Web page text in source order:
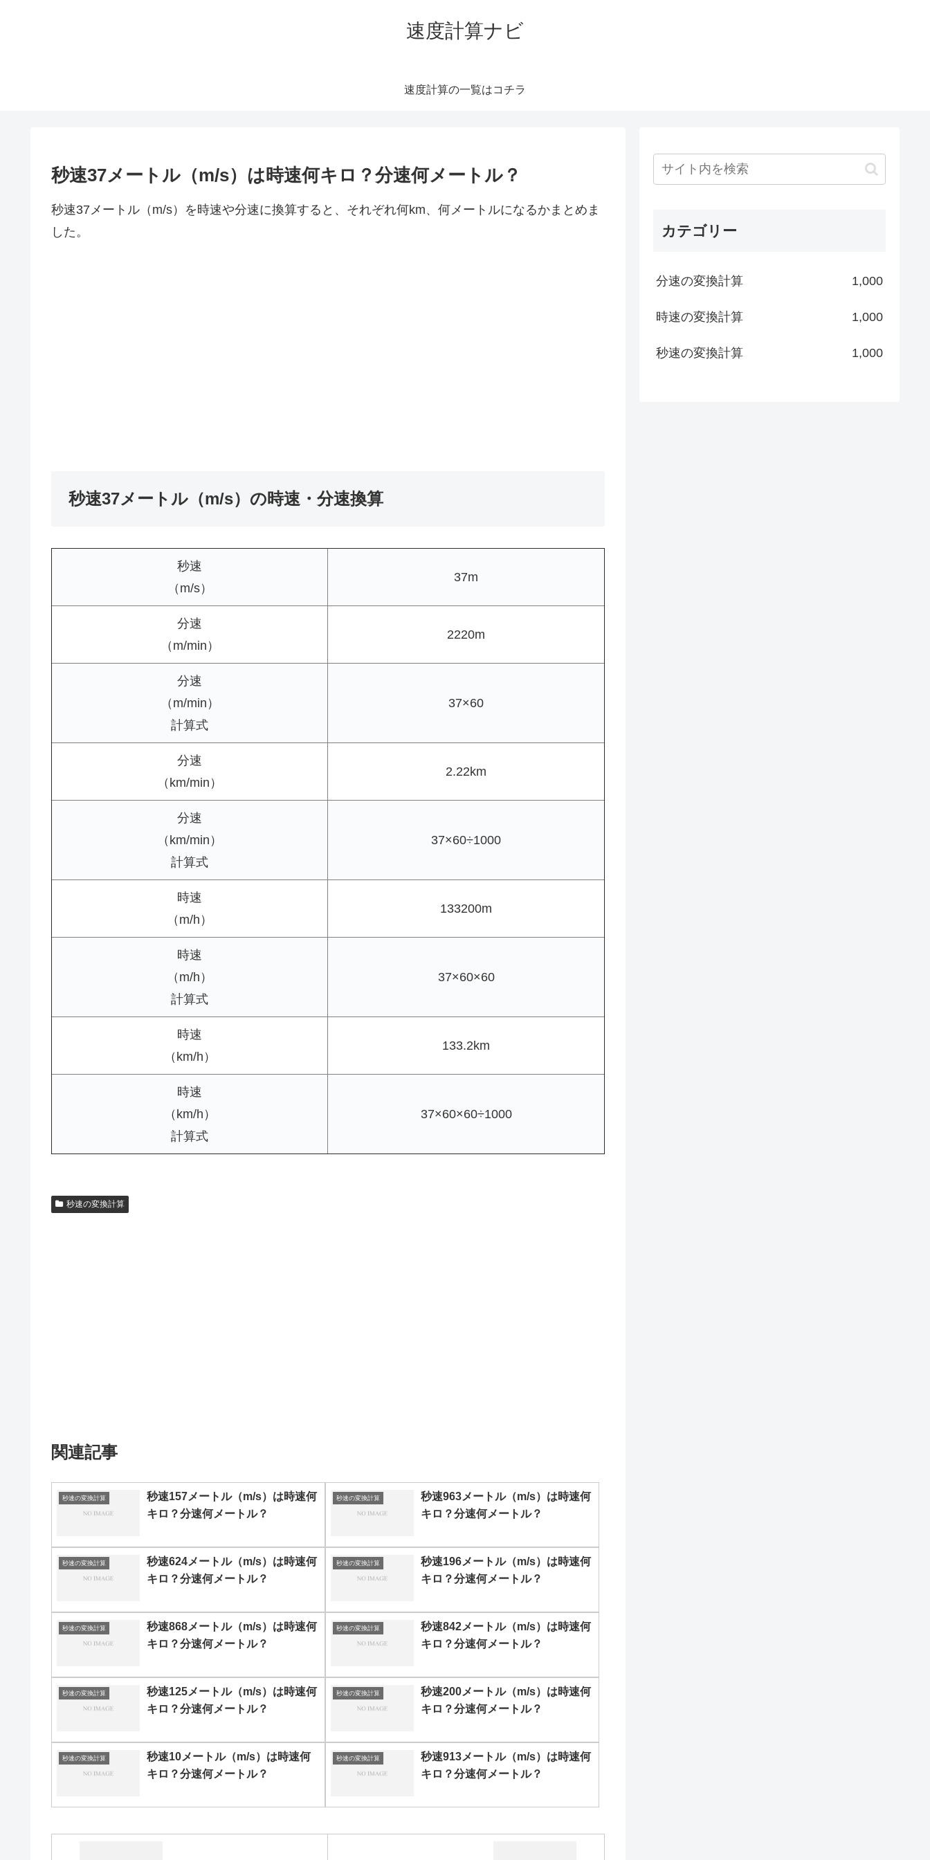
速度計算ナビ
速度計算の一覧はコチラ
秒速37メートル（m/s）は時速何キロ？分速何メートル？
秒速37メートル（m/s）を時速や分速に換算すると、それぞれ何km、何メートルになるかまとめま
した。
秒速37メートル（m/s）の時速・分速換算
秒速
（m/s）
37m
分速
（m/min）
2220m
分速
（m/min）
計算式
37×60
分速
（km/min）
2.22km
分速
（km/min）
計算式
37×60÷1000
時速
（m/h）
133200m
時速
（m/h）
計算式
37×60×60
時速
（km/h）
133.2km
時速
（km/h）
計算式
37×60×60÷1000
秒速の変換計算
関連記事
秒速の変換計算
秒速157メートル（m/s）は時速何
キロ？分速何メートル？
秒速の変換計算
秒速963メートル（m/s）は時速何
キロ？分速何メートル？
秒速の変換計算
秒速624メートル（m/s）は時速何
キロ？分速何メートル？
秒速の変換計算
秒速196メートル（m/s）は時速何
キロ？分速何メートル？
秒速の変換計算
秒速868メートル（m/s）は時速何
キロ？分速何メートル？
秒速の変換計算
秒速842メートル（m/s）は時速何
キロ？分速何メートル？
秒速の変換計算
秒速125メートル（m/s）は時速何
キロ？分速何メートル？
秒速の変換計算
秒速200メートル（m/s）は時速何
キロ？分速何メートル？
秒速の変換計算
秒速10メートル（m/s）は時速何
キロ？分速何メートル？
秒速の変換計算
秒速913メートル（m/s）は時速何
キロ？分速何メートル？
カテゴリー
分速の変換計算 1,000
時速の変換計算 1,000
秒速の変換計算 1,000